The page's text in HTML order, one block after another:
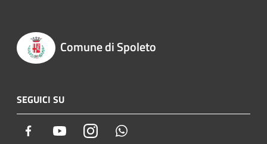
Comune di Spoleto
SEGUICI SU
Facebook YoutubeInstagram